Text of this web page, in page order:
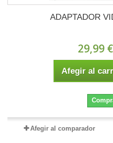
ADAPTADOR
29,99 €
Afegir al
Afegir al comparador